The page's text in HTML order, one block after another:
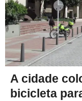
A cidade
bicicleta